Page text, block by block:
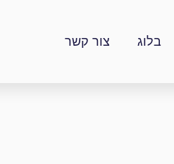
בלוג צור קשר